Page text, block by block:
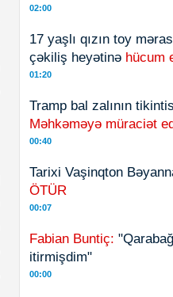
02:00
17 yaşlı qızın toy
çəkiliş heyətinə hücum
01:20
Tramp bal zalının
Məhkəməyə müraciət
00:40
Tarixi Vaşinqton
ÖTÜR
00:07
Fabian Buntiç:
itirmişdim"
00:00